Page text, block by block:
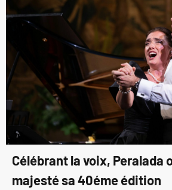
Célébrant la voix, Peralada
majesté sa 40éme édition